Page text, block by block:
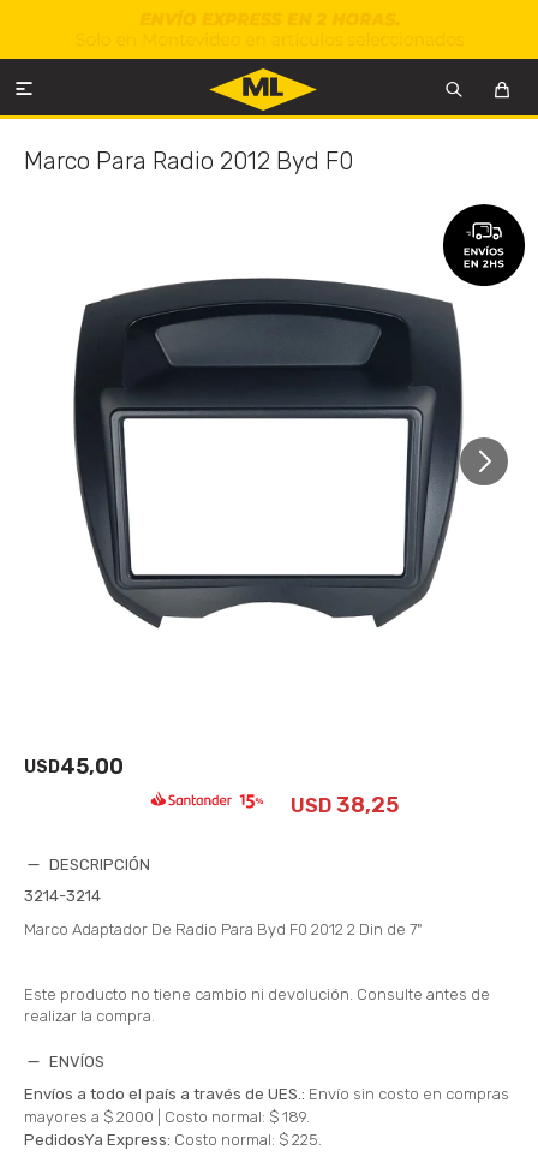

Marco Para Radio 2012 Byd F0
USD45,00
USD 38,25
DESCRIPCIÓN
3214-3214
Marco Adaptador De Radio Para Byd F0 2012 2 Din de 7"
Este producto no tiene cambio ni devolución. Consulte antes de
realizar la compra.
ENVÍOS
Envíos a todo el país a través de UES.: Envío sin costo en compras
mayores a $ 2000 | Costo normal: $ 189.
PedidosYa Express: Costo normal: $ 225.